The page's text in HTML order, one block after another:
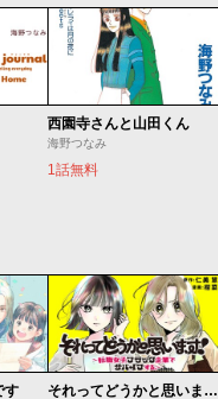
西園寺さんと山田くん
海野つなみ
1話無料
す それってどうかと思います！～転職女子、ブラック企業でサバイブする。～